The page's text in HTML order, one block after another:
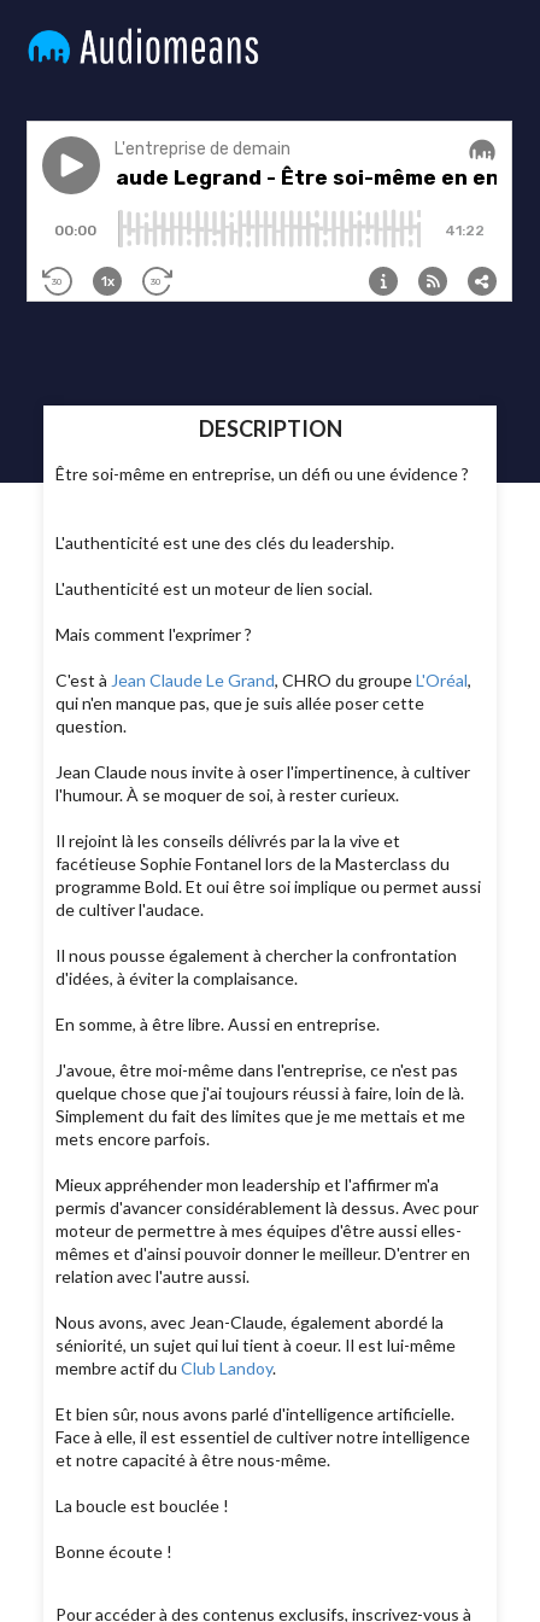
DESCRIPTION
Être soi-même en entreprise, un défi ou une évidence ?
L'authenticité est une des clés du leadership.
L'authenticité est un moteur de lien social.
Mais comment l'exprimer ?
C'est à Jean Claude Le Grand, CHRO du groupeL'Oréal,
qui n'en manque pas, que je suis allée poser cette
question.
Jean Claude nous invite à oser l'impertinence, à cultiver
l'humour. À se moquer de soi, à rester curieux.
Il rejoint là les conseils délivrés par la la vive et
facétieuse Sophie Fontanel lors de la Masterclass du
programme Bold. Et oui être soi implique ou permet aussi
de cultiver l'audace.
Il nous pousse également à chercher la confrontation
d'idées, à éviter la complaisance.
En somme, à être libre. Aussi en entreprise.
J'avoue, être moi-même dans l'entreprise, ce n'est pas
quelque chose que j'ai toujours réussi à faire, loin de là.
Simplement du fait des limites que je me mettais et me
mets encore parfois.
Mieux appréhender mon leadership et l'affirmer m'a
permis d'avancer considérablement là dessus. Avec pour
moteur de permettre à mes équipes d'être aussi elles-
mêmes et d'ainsi pouvoir donner le meilleur. D'entrer en
relation avec l'autre aussi.
Nous avons, avec Jean-Claude, également abordé la
séniorité, un sujet qui lui tient à coeur. Il est lui-même
membre actif duClub Landoy.
Et bien sûr, nous avons parlé d'intelligence artificielle.
Face à elle, il est essentiel de cultiver notre intelligence
et notre capacité à être nous-même.
La boucle est bouclée !
Bonne écoute !
Pour accéder à des contenus exclusifs, inscrivez-vous à